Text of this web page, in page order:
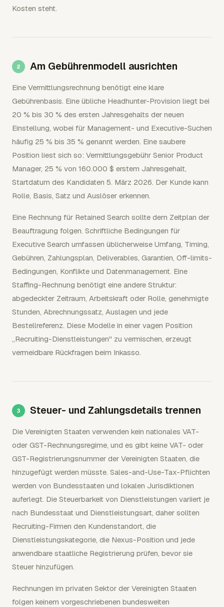
Kosten steht.
Am Gebührenmodell ausrichten
Eine Vermittlungsrechnung benötigt eine klare
Gebührenbasis. Eine übliche Headhunter-Provision liegt bei
20 % bis 30 % des ersten Jahresgehalts der neuen
Einstellung, wobei für Management- und Executive-Suchen
häufig 25 % bis 35 % genannt werden. Eine saubere
Position liest sich so: Vermittlungsgebühr Senior Product
Manager, 25 % von 160.000 $ erstem Jahresgehalt,
Startdatum des Kandidaten 5. März 2026. Der Kunde kann
Rolle, Basis, Satz und Auslöser erkennen.
Eine Rechnung für Retained Search sollte dem Zeitplan der
Beauftragung folgen. Schriftliche Bedingungen für
Executive Search umfassen üblicherweise Umfang, Timing,
Gebühren, Zahlungsplan, Deliverables, Garantien, Off-limits-
Bedingungen, Konflikte und Datenmanagement. Eine
Staffing-Rechnung benötigt eine andere Struktur:
abgedeckter Zeitraum, Arbeitskraft oder Rolle, genehmigte
Stunden, Abrechnungssatz, Auslagen und jede
Bestellreferenz. Diese Modelle in einer vagen Position
„Recruiting-Dienstleistungen" zu vermischen, erzeugt
vermeidbare Rückfragen beim Inkasso.
Steuer- und Zahlungsdetails trennen
Die Vereinigten Staaten verwenden kein nationales VAT-
oder GST-Rechnungsregime, und es gibt keine VAT- oder
GST-Registrierungsnummer der Vereinigten Staaten, die
hinzugefügt werden müsste. Sales-and-Use-Tax-Pflichten
werden von Bundesstaaten und lokalen Jurisdiktionen
auferlegt. Die Steuerbarkeit von Dienstleistungen variiert je
nach Bundesstaat und Dienstleistungsart, daher sollten
Recruiting-Firmen den Kundenstandort, die
Dienstleistungskategorie, die Nexus-Position und jede
anwendbare staatliche Registrierung prüfen, bevor sie
Steuer hinzufügen.
Rechnungen im privaten Sektor der Vereinigten Staaten
folgen keinem vorgeschriebenen bundesweiten